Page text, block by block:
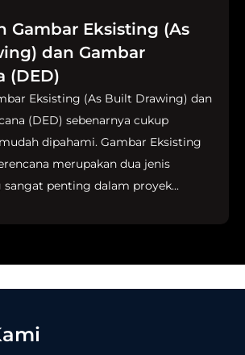
Gambar Eksisting (As
dan Gambar
(DED)
Eksisting (As Built Drawing) dan
(DED) sebenarnya cukup
dipahami. Gambar Eksisting
merupakan dua jenis
penting dalam proyek...